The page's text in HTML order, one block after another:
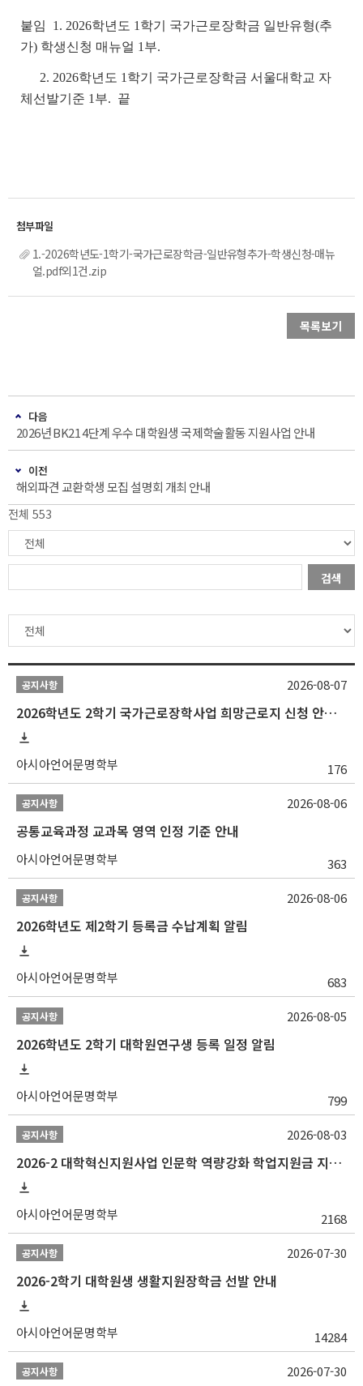
붙임 1. 2026학년도 1학기 국가근로장학금 일반유형(추
가) 학생신청 매뉴얼 1부.
2. 2026학년도 1학기 국가근로장학금 서울대학교 자
체선발기준 1부. 끝
1.-2026학년도-1학기-국가근로장학금-일반유형추가-학생신청-매뉴
얼.pdf외1건.zip
목록보기
다음
2026년 BK21 4단계 우수 대학원생 국제학술활동 지원사업 안내
이전
해외파견 교환학생 모집 설명회 개최 안내
전체 553
검색
공지사항
2026학년도 2학기 국가근로장학사업 희망근로지 신청 안내
아시아언어문명학부 176
2026-08-07
공지사항
공통교육과정 교과목 영역 인정 기준 안내
아시아언어문명학부 363
2026-08-06
공지사항
2026학년도 제2학기 등록금 수납계획 알림
아시아언어문명학부 683
2026-08-06
공지사항
2026학년도 2학기 대학원연구생 등록 일정 알림
아시아언어문명학부 799
2026-08-05
공지사항
2026-2 대학혁신지원사업 인문학 역량강화 학업지원금 지원 선발 안내 (학/석/박사)
아시아언어문명학부 2168
2026-08-03
공지사항
2026-2학기 대학원생 생활지원장학금 선발 안내
아시아언어문명학부 14284
2026-07-30
공지사항 2026-07-30